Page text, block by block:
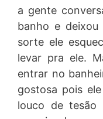
a gente
banho e
sorte ele
levar pra ele.
entrar no
gostosa pois
louco de tesão